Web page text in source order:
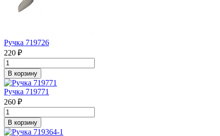
Ручка 719726
220 ₽
В корзину
Ручка 719771
260 ₽
В корзину